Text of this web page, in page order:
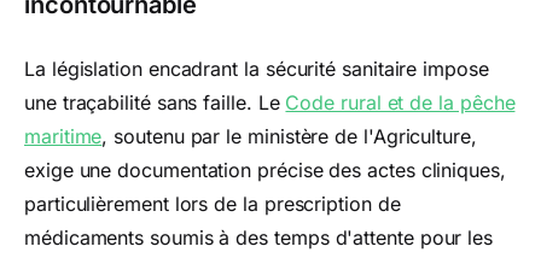
La législation encadrant la sécurité sanitaire impose
une traçabilité sans faille. Le Code rural et de la pêche
maritime, soutenu par le ministère de l'Agriculture,
exige une documentation précise des actes cliniques,
particulièrement lors de la prescription de
médicaments soumis à des temps d'attente pour les